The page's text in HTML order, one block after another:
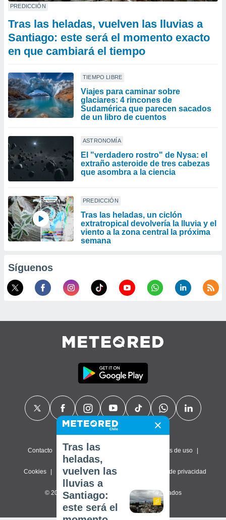
PREDICCIÓN
Tras las heladas, vuelven las lluvias a
Santiago: este será el momento exacto
en que cambiará el tiempo
TIEMPO LIBRE
Viajes para caminar sobre
glaciares: 4 rincones de
Sudamérica que parecen sacados
de un libro de cuentos
ASTRONOMÍA
El "verdadero rostro" de Nysa: el
extraño asteroide de tres cabezas
que asombra a la ciencia
PREDICCIÓN
Tras las heladas, un ciclón
extratropical devolvería la lluvia y el
viento a la zona central la próxima
semana
Síguenos
Contacto Sobre nosotros Términos de uso
Cookies Política de privacidad Configuración de privacidad
© 2026 Meteored. Todos los derechos reservados
Tras las
heladas,
vuelven las
lluvias a
Santiago:
este será el